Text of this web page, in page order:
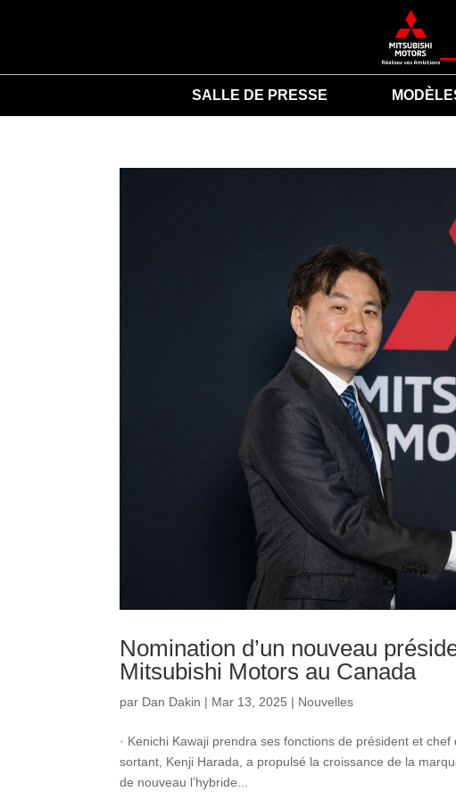
SALLE DE PRESSE
Nomination d’un nouveau
Mitsubishi Motors au Canada
par Dan Dakin | Mar 13, 2025 | Nouvelles
· Kenichi Kawaji prendra ses fonctions de président et
sortant, Kenji Harada, a propulsé la croissance de la
de nouveau l’hybride...